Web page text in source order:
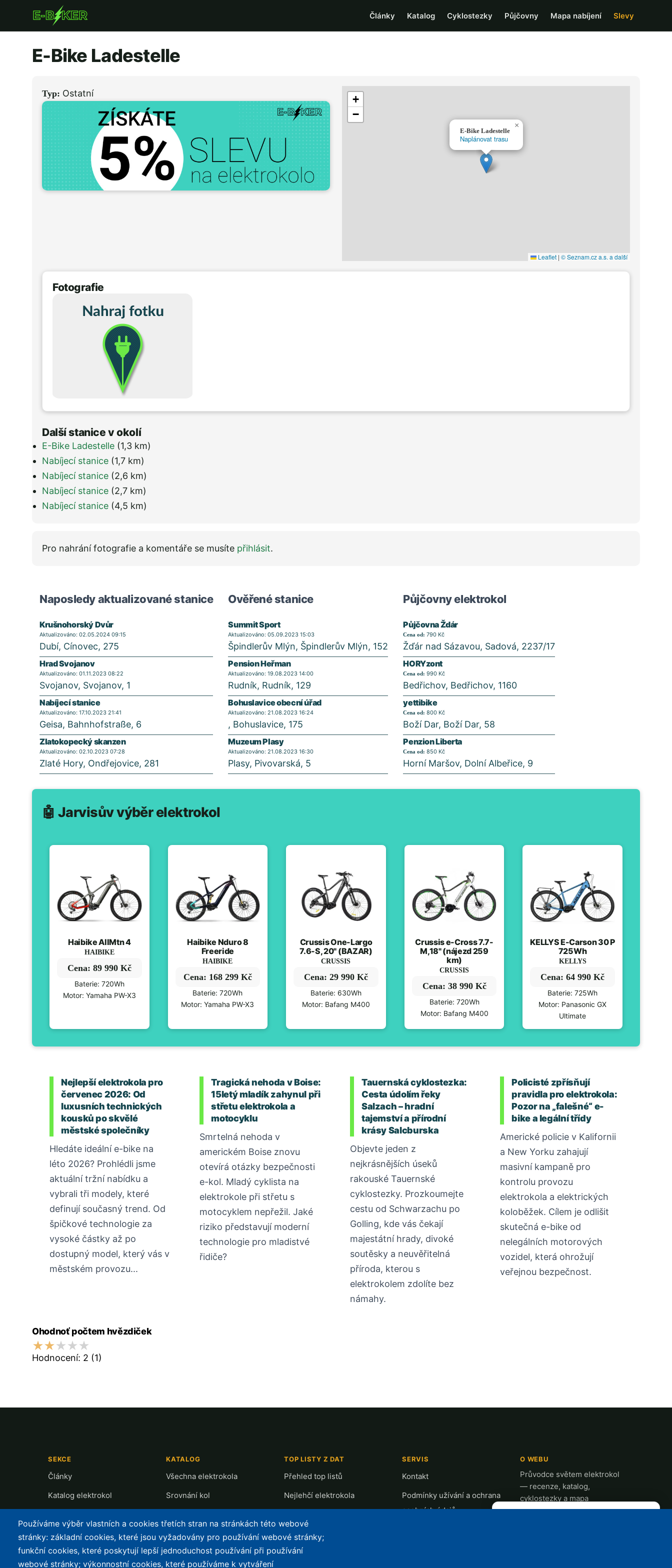
Články Katalog Cyklostezky Půjčovny Mapa nabíjení Slevy
E-Bike Ladestelle
Typ: Ostatní
E-Bike Ladestelle
Naplánovat trasu
×
+
−
Leaflet | © Seznam.cz a.s. a další
Fotografie
Další stanice v okolí
E-Bike Ladestelle (1,3 km)
Nabíjecí stanice (1,7 km)
Nabíjecí stanice (2,6 km)
Nabíjecí stanice (2,7 km)
Nabíjecí stanice (4,5 km)
Pro nahrání fotografie a komentáře se musíte přihlásit.
Naposledy aktualizované stanice
Krušnohorský Dvůr
Aktualizováno: 02.05.2024 09:15
Dubí, Cínovec, 275
Hrad Svojanov
Aktualizováno: 01.11.2023 08:22
Svojanov, Svojanov, 1
Nabíjecí stanice
Aktualizováno: 17.10.2023 21:41
Geisa, Bahnhofstraße, 6
Zlatokopecký skanzen
Aktualizováno: 02.10.2023 07:28
Zlaté Hory, Ondřejovice, 281
Ověřené stanice
Summit Sport
Aktualizováno: 05.09.2023 15:03
Špindlerův Mlýn, Špindlerův Mlýn, 152
Pension Heřman
Aktualizováno: 19.08.2023 14:00
Rudník, Rudník, 129
Bohuslavice obecní úřad
Aktualizováno: 21.08.2023 16:24
, Bohuslavice, 175
Muzeum Plasy
Aktualizováno: 21.08.2023 16:30
Plasy, Pivovarská, 5
Půjčovny elektrokol
Půjčovna Ždár
Cena od: 790 Kč
Žďár nad Sázavou, Sadová, 2237/17
HORYzont
Cena od: 990 Kč
Bedřichov, Bedřichov, 1160
yettibike
Cena od: 800 Kč
Boží Dar, Boží Dar, 58
Penzion Liberta
Cena od: 850 Kč
Horní Maršov, Dolní Albeřice, 9
🤖 Jarvisův výběr elektrokol
Haibike AllMtn 4
HAIBIKE
Cena: 89 990 Kč
Baterie: 720Wh
Motor: Yamaha PW-X3
Haibike Nduro 8
Freeride
HAIBIKE
Cena: 168 299 Kč
Baterie: 720Wh
Motor: Yamaha PW-X3
Crussis One-Largo
7.6-S, 20" (BAZAR)
CRUSSIS
Cena: 29 990 Kč
Baterie: 630Wh
Motor: Bafang M400
Crussis e-Cross 7.7-
M,18" (nájezd 259
km)
CRUSSIS
Cena: 38 990 Kč
Baterie: 720Wh
Motor: Bafang M400
KELLYS E-Carson 30 P
725Wh
KELLYS
Cena: 64 990 Kč
Baterie: 725Wh
Motor: Panasonic GX
Ultimate
Nejlepší elektrokola pro
červenec 2026: Od
luxusních technických
kousků po skvělé
městské společníky
Hledáte ideální e-bike na
léto 2026? Prohlédli jsme
aktuální tržní nabídku a
vybrali tři modely, které
definují současný trend. Od
špičkové technologie za
vysoké částky až po
dostupný model, který vás v
městském provozu...
Tragická nehoda v Boise:
15letý mladík zahynul při
střetu elektrokola a
motocyklu
Smrtelná nehoda v
americkém Boise znovu
otevírá otázky bezpečnosti
e-kol. Mladý cyklista na
elektrokole při střetu s
motocyklem nepřežil. Jaké
riziko představují moderní
technologie pro mladistvé
řidiče?
Tauernská cyklostezka:
Cesta údolím řeky
Salzach – hradní
tajemství a přírodní
krásy Salcburska
Objevte jeden z
nejkrásnějších úseků
rakouské Tauernské
cyklostezky. Prozkoumejte
cestu od Schwarzachu po
Golling, kde vás čekají
majestátní hrady, divoké
soutěsky a neuvěřitelná
příroda, kterou s
elektrokolem zdolíte bez
námahy.
Policisté zpřísňují
pravidla pro elektrokola:
Pozor na „falešné“ e-
bike a legální třídy
Americké policie v Kalifornii
a New Yorku zahajují
masivní kampaně pro
kontrolu provozu
elektrokola a elektrických
koloběžek. Cílem je odlišit
skutečná e-bike od
nelegálních motorových
vozidel, která ohrožují
veřejnou bezpečnost.
Ohodnoť počtem hvězdiček
Hodnocení: 2 (1)
SEKCE
Články
Katalog elektrokol
Půjčovny
Mapa nabíjení
KATALOG
Všechna elektrokola
Srovnání kol
Přehled motorů
TOP LISTY Z DAT
Přehled top listů
Nejlehčí elektrokola
Nejlevnější s Bosch CX
Největší poklesy cen
SERVIS
Kontakt
Podmínky užívání a ochrana
osobních údajů
O WEBU
Průvodce světem elektrokol
— recenze, katalog,
cyklostezky a mapa
nabíjecích stanic z celé ČR.
Používáme výběr vlastních a cookies třetích stran na stránkách této webové
stránky: základní cookies, které jsou vyžadovány pro používání webové stránky;
funkční cookies, které poskytují lepší jednoduchost používání při používání
webové stránky; výkonnostní cookies, které používáme k vytváření